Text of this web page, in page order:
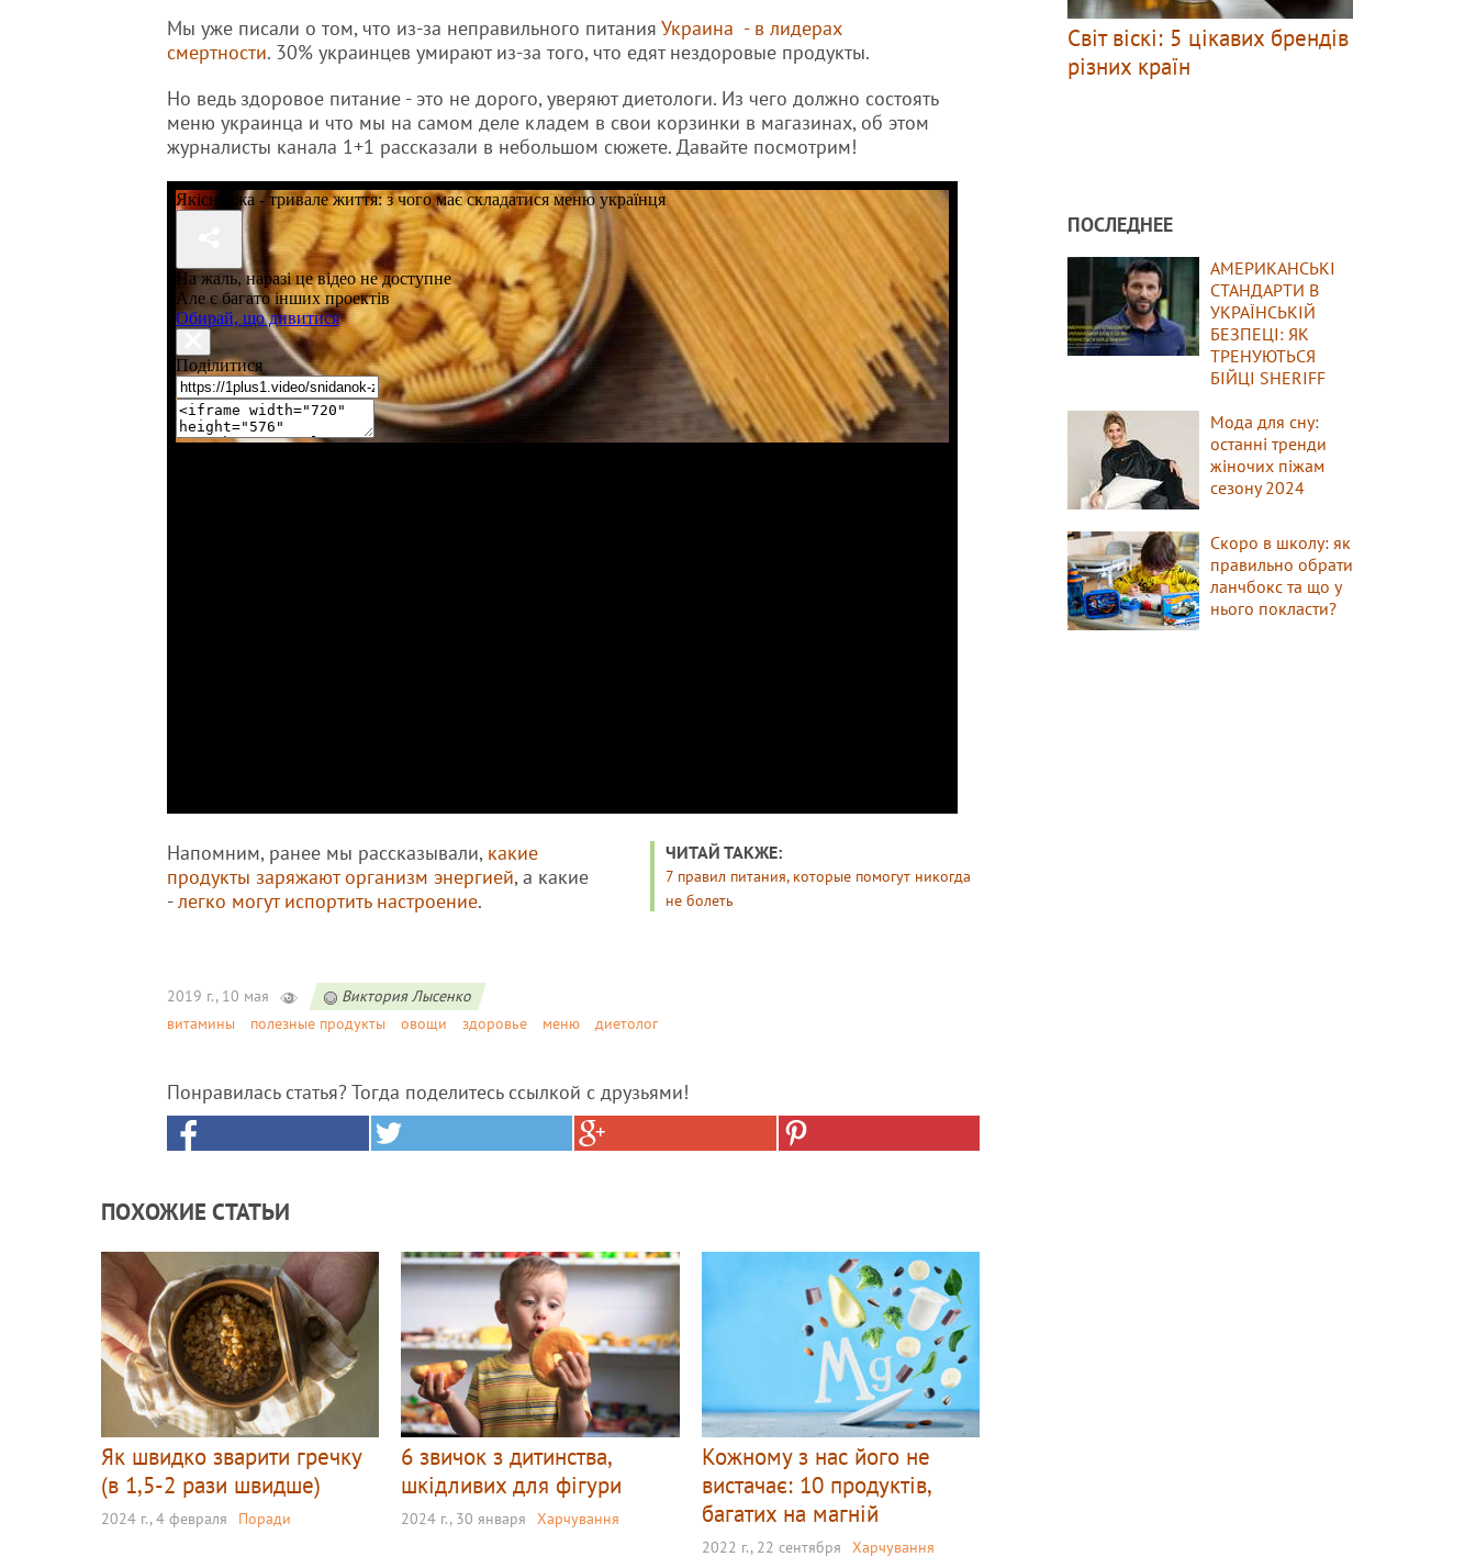
Мы уже писали о том, что из-за неправильного питания Украина - в лидерах
смертности. 30% украинцев умирают из-за того, что едят нездоровые продукты.
Но ведь здоровое питание - это не дорого, уверяют диетологи. Из чего должно состоять
меню украинца и что мы на самом деле кладем в свои корзинки в магазинах, об этом
журналисты канала 1+1 рассказали в небольшом сюжете. Давайте посмотрим!
ЧИТАЙ ТАКЖЕ:
7 правил питания, которые помогут никогда
не болеть
Напомним, ранее мы рассказывали, какие
продукты заряжают организм энергией, а какие
-легко могут испортить настроение.
2019 г., 10 мая
Виктория Лысенко
витамины
полезные продукты овощи здоровье меню диетолог
Понравилась статья? Тогда поделитесь ссылкой с друзьями!
ПОХОЖИЕ СТАТЬИ
Як швидко зварити гречку
(в 1,5-2 рази швидше)
2024 г., 4 февраля Поради
6 звичок з дитинства,
шкідливих для фігури
2024 г., 30 января Харчування
Кожному з нас його не
вистачає: 10 продуктів,
багатих на магній
2022 г., 22 сентября Харчування
Світ віскі: 5 цікавих брендів
різних країн
ПОСЛЕДНЕЕ
АМЕРИКАНСЬКІ
СТАНДАРТИ В
УКРАЇНСЬКІЙ
БЕЗПЕЦІ: ЯК
ТРЕНУЮТЬСЯ
БІЙЦІ SHERIFF
Мода для сну:
останні тренди
жіночих піжам
сезону 2024
Скоро в школу: як
правильно обрати
ланчбокс та що у
нього покласти?